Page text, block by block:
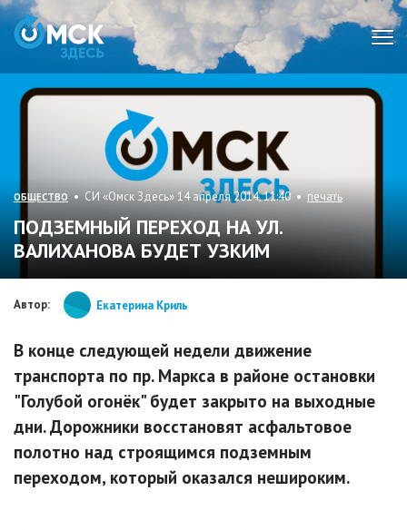
ОБЩЕСТВО • СИ «Омск Здесь» 14 апреля 2014, 11:40 • печать
ПОДЗЕМНЫЙ ПЕРЕХОД НА УЛ.
ВАЛИХАНОВА БУДЕТ УЗКИМ
Автор: Екатерина Криль
В конце следующей недели движение
транспорта по пр. Маркса в районе остановки
"Голубой огонёк" будет закрыто на выходные
дни. Дорожники восстановят асфальтовое
полотно над строящимся подземным
переходом, который оказался нешироким.